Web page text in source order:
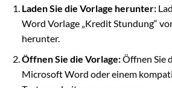
Laden Sie die Vorlage herunter:
Word Vorlage „Kredit Stundung“
herunter.
Öffnen Sie die Vorlage:Öffnen Sie
Microsoft Word oder einem